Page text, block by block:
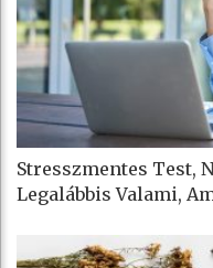
Stresszmentes Test,
Legalábbis Valami,